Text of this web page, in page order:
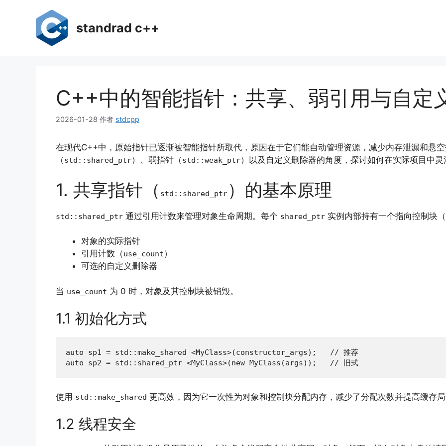
standrad c++
C++中的智能指针：共享、弱引用与自定
2026-01-28 作者 stdcpp
在现代C++中，原始指针已逐渐被智能指针所取代，原因在于它们能自动管理资源，减少内存泄漏和悬
（std::shared_ptr）、弱指针（std::weak_ptr）以及自定义删除器的角度，探讨如何在实际项目中
1. 共享指针（ std::shared_ptr ）的基本原理
std::shared_ptr 通过引用计数来管理对象生命周期。每个 shared_ptr 实例内部持有一个指向控制块
对象的实际指针
引用计数（use_count）
可选的自定义删除器
当 use_count 为 0 时，对象及其控制块被销毁。
1.1 初始化方式
auto sp1 = std::make_shared <MyClass>(constructor_args);   // 推荐
auto sp2 = std::shared_ptr <MyClass>(new MyClass(args));   // 旧式
使用 std::make_shared 更高效，因为它一次性为对象和控制块分配内存，减少了分配次数并提高缓存
1.2 线程安全